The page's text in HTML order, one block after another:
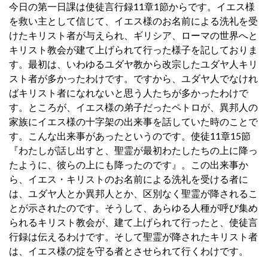
今日の第一日課は使徒言行録11章1節からです。イエス様
を救い主として信じて、イエス様のお名前による洗礼を受
けたキリスト者が与えられ、ギリシア、ローマの世界へと
キリスト教会が建て上げられて行った様子を記しておりま
す。最初は、いわゆるユダヤ教から改宗したユダヤ人キリ
スト者が多かったわけです。ですから、ユダヤ人でなけれ
ばキリスト者になれないと思う人たちが多かったわけで
す。ところが、イエス様の弟子だったペトロが、異邦人の
家族にイエス様の十字架の出来事を話していた時のことで
す。こんな出来事があったというのです。使徒11章15節
『わたしが話し出すと、聖霊が最初わたしたちの上に降っ
たように、彼らの上にも降ったのです』。この出来事か
ら、イエス・キリストのお名前による洗礼を受ける者に
は、ユダヤ人とか異邦人とか、区別なく聖霊が降されるこ
とが示されたのです。そうして、あらゆる人種が呼び集め
られるキリスト教会が、建て上げられて行ったと、使徒言
行録は伝えるわけです。そして聖霊が降されたキリスト者
は、イエス様の掟を守る者とさせられて行くわけです。